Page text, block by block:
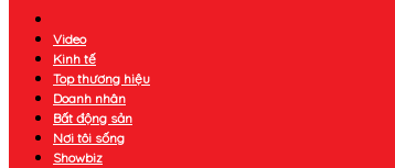
Video
Kinh tế
Top thương hiệu
Doanh nhân
Bất động sản
Nơi tôi sống
Showbiz